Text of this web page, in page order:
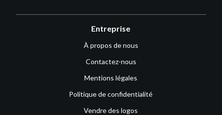
Entreprise
À propos de nous
Contactez-nous
Mentions légales
Politique de confidentialité
Vendre des logos